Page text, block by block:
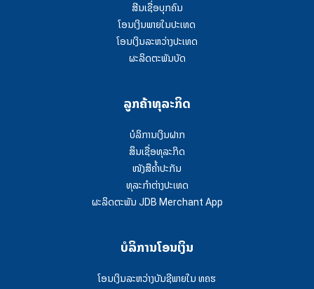
ສີນເຊື່ອບຸກຄົນ
ໂອນເງິນພາຍໃນປະເທດ
ໂອນເງິນລະຫວ່າງປະເທດ
ຜະລິດຕະພັນບັດ
ລູກຄ້າທຸລະກິດ
ບໍລິການເງິນຝາກ
ສຶນເຊື່ອທຸລະກິດ
ໜັງສືຄໍ້າປະກັນ
ທຸລະກຳຕ່າງປະເທດ
ຜະລິດຕະພັນ JDB Merchant App
ບໍລິການໂອນເງິນ
ໂອນເງິນລະຫວ່າງບັນຊີພາຍໃນ ທຄຮ